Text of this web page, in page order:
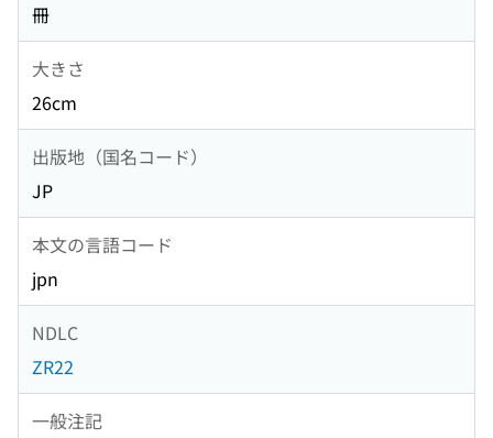
冊
大きさ
26cm
出版地（国名コード）
JP
本文の言語コード
jpn
NDLC
ZR22
一般注記